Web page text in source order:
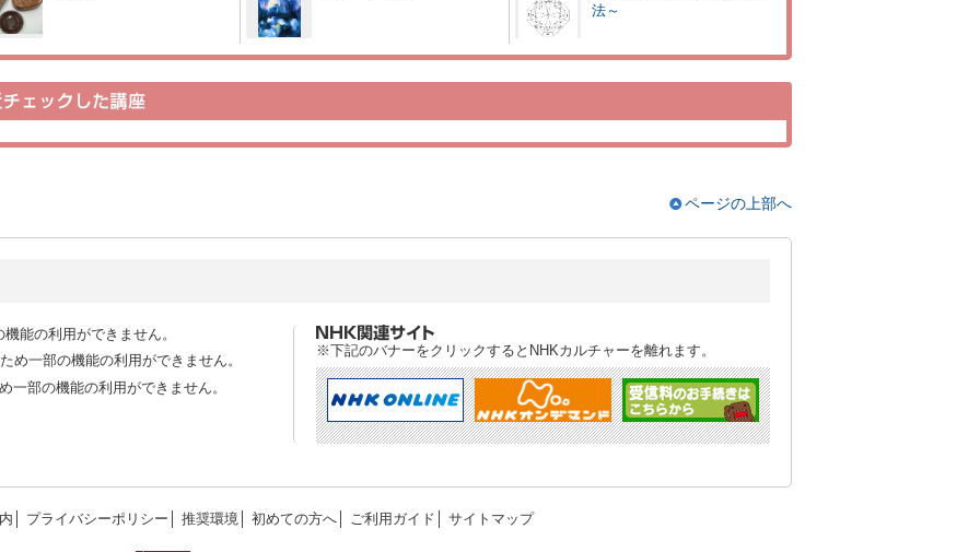
法～
ページの上部へ
能の利用ができません。
め一部の機能の利用ができません。
一部の機能の利用ができません。
※下記のバナーをクリックするとNHKカルチャーを離れます。
プライバシーポリシー 推奨環境 初めての方へ ご利用ガイド サイトマップ